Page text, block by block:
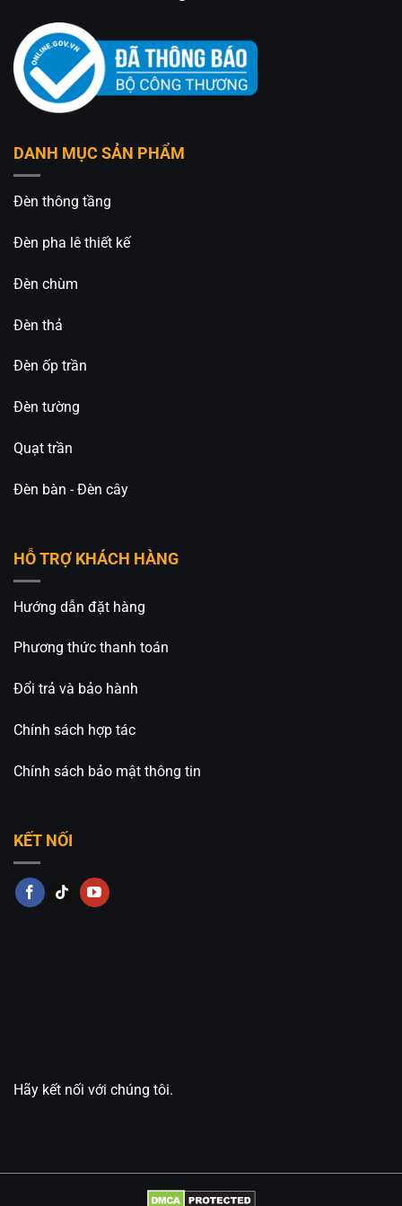
An An Decor– Ánh sáng từ tâm hồn
412 Phạm Văn Đồng, P.11, Q.Bình Thạnh, Tp.Hồ
Chí Minh
https://anandecor.vn/
DANH MỤC SẢN PHẨM
Đèn thông tầng
Đèn pha lê thiết kế
Đèn chùm
Đèn thả
Đèn ốp trần
Đèn tường
Quạt trần
Đèn bàn - Đèn cây
HỖ TRỢ KHÁCH HÀNG
Hướng dẫn đặt hàng
Phương thức thanh toán
Đổi trả và bảo hành
Chính sách hợp tác
Chính sách bảo mật thông tin
KẾT NỐI
Hãy kết nối với chúng tôi.